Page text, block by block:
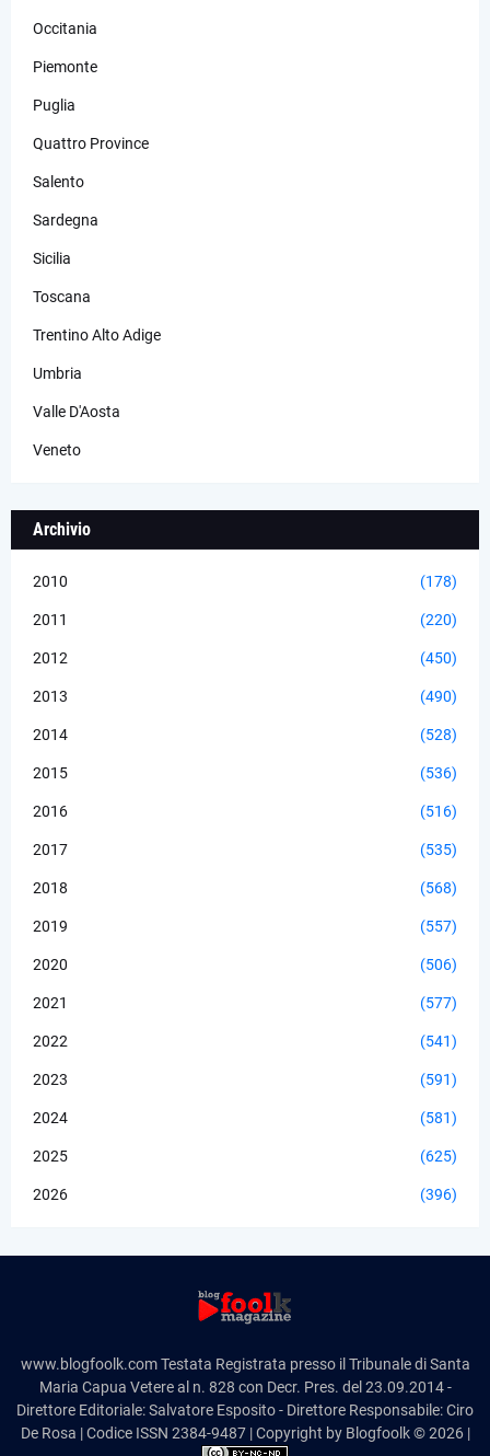
Occitania
Piemonte
Puglia
Quattro Province
Salento
Sardegna
Sicilia
Toscana
Trentino Alto Adige
Umbria
Valle D'Aosta
Veneto
Archivio
2010 (178)
2011 (220)
2012 (450)
2013 (490)
2014 (528)
2015 (536)
2016 (516)
2017 (535)
2018 (568)
2019 (557)
2020 (506)
2021 (577)
2022 (541)
2023 (591)
2024 (581)
2025 (625)
2026 (396)
www.blogfoolk.com Testata Registrata presso il Tribunale di Santa
Maria Capua Vetere al n. 828 con Decr. Pres. del 23.09.2014 -
Direttore Editoriale: Salvatore Esposito - Direttore Responsabile: Ciro
De Rosa | Codice ISSN 2384-9487 | Copyright by Blogfoolk © 2026 |